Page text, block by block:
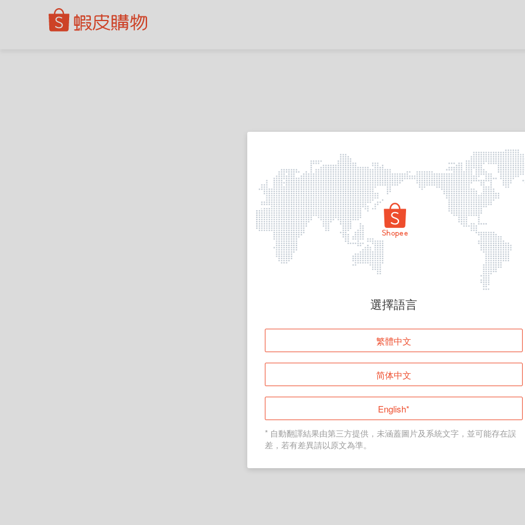
頁面無法顯示
登入
返回首頁
選擇語言
繁體中文
简体中文
English*
* 自動翻譯結果由第三方提供，未涵蓋圖片及系統文字，並可能存在誤
差，若有差異請以原文為準。